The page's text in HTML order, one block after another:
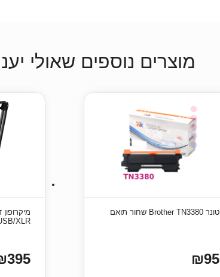
מוצרים נוספים שאולי
טונר Brother TN3380 שחור תואם
₪95
XLR